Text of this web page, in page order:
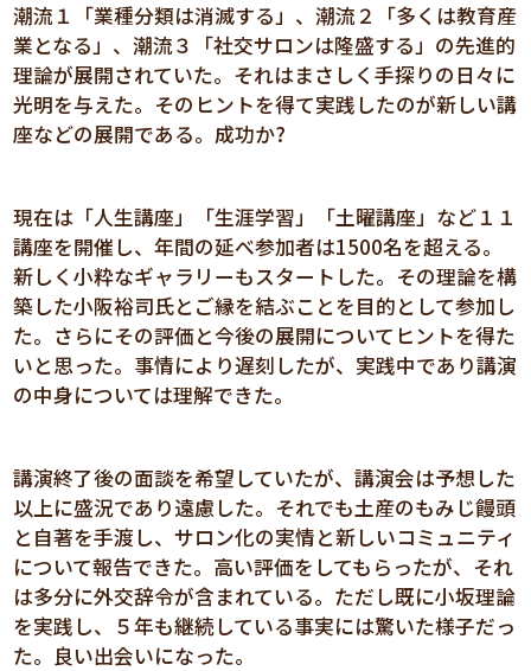
潮流１「業種分類は消滅する」、潮流２「多くは教育産
業となる」、潮流３「社交サロンは隆盛する」の先進的
理論が展開されていた。それはまさしく手探りの日々に
光明を与えた。そのヒントを得て実践したのが新しい講
座などの展開である。成功か?
現在は「人生講座」「生涯学習」「土曜講座」など１１
講座を開催し、年間の延べ参加者は1500名を超える。
新しく小粋なギャラリーもスタートした。その理論を構
築した小阪裕司氏とご縁を結ぶことを目的として参加し
た。さらにその評価と今後の展開についてヒントを得た
いと思った。事情により遅刻したが、実践中であり講演
の中身については理解できた。
講演終了後の面談を希望していたが、講演会は予想した
以上に盛況であり遠慮した。それでも土産のもみじ饅頭
と自著を手渡し、サロン化の実情と新しいコミュニティ
について報告できた。高い評価をしてもらったが、それ
は多分に外交辞令が含まれている。ただし既に小坂理論
を実践し、５年も継続している事実には驚いた様子だっ
た。良い出会いになった。